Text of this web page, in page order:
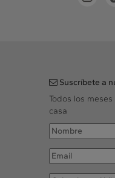
Suscríbete a
Todos los
casa